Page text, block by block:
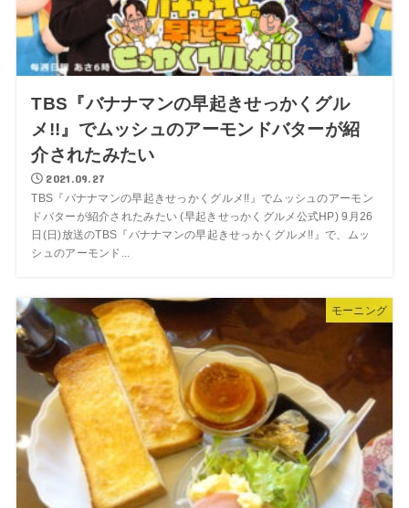
TBS『バナナマンの早起きせっかくグル
メ!!』でムッシュのアーモンドバターが紹
介されたみたい
2021.09.27
TBS『バナナマンの早起きせっかくグルメ!!』でムッシュのアーモン
ドバターが紹介されたみたい (早起きせっかくグルメ公式HP) 9月26
日(日)放送のTBS『バナナマンの早起きせっかくグルメ!!』で、ムッ
シュのアーモンド...
モーニング